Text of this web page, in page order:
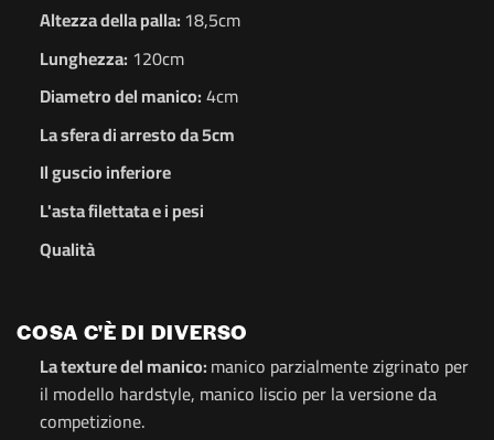
Altezza della palla:18,5cm
Lunghezza: 120cm
Diametro del manico:4cm
La sfera di arresto da 5cm
Il guscio inferiore
L'asta filettata e i pesi
Qualità
COSA C'È DI DIVERSO
La texture del manico:manico parzialmente zigrinato per
il modello hardstyle, manico liscio per la versione da
competizione.